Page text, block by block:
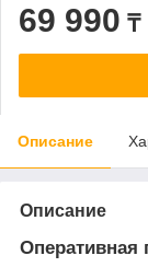
69 990 ₸
Описание
Описание
Оперативная